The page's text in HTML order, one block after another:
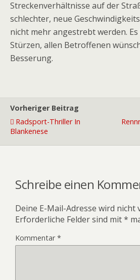
Streckenverhältnisse auf der
schlechter, neue
nicht mehr angestrebt werden.
Stürzen, allen Betroffenen
Besserung.
Vorheriger Beitrag
Radsport-Thriller In
Blankenese
Schreibe einen
Deine E-Mail-Adresse wird nicht
Erforderliche Felder sind mit*
Kommentar*